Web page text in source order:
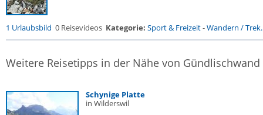
1 Urlaubsbild 0 Reisevideos Kategorie: Sport & Freizeit-Wandern /
Weitere Reisetipps in der Nähe von Gündlischwand
Schynige Platte
in Wilderswil